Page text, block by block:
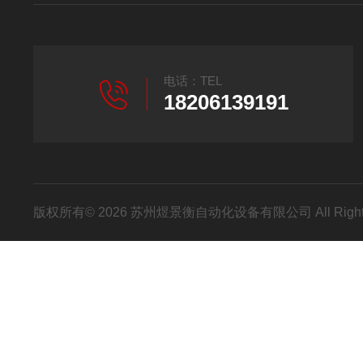
电话：TEL
18206139191
版权所有© 2026 苏州煜景衡自动化设备有限公司 All